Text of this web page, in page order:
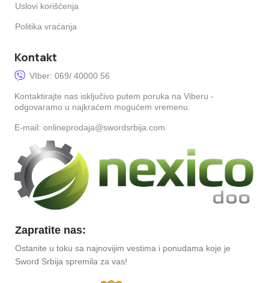
Uslovi korišćenja
Politika vraćanja
Kontakt
VIber: 069/ 40000 56
Kontaktirajte nas isključivo putem poruka na Viberu -
odgovaramo u najkraćem mogućem vremenu.
E-mail: onlineprodaja@swordsrbija.com
Zapratite nas:
Ostanite u toku sa najnovijim vestima i ponudama koje je
Sword Srbija spremila za vas!